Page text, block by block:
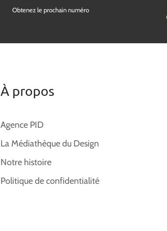
Obtenez le prochain numéro
À propos
Agence PID
La Médiathèque du Design
Notre histoire
Politique de confidentialité